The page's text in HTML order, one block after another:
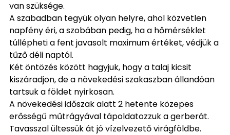
van szüksége.
A szabadban tegyük olyan helyre, ahol közvetlen
napfény éri, a szobában pedig, ha a hőmérséklet
túllépheti a fent javasolt maximum értéket, védjük a
tűző déli naptól.
Két öntözés között hagyjuk, hogy a talaj kicsit
kiszáradjon, de a növekedési szakaszban állandóan
tartsuk a földet nyirkosan.
A növekedési időszak alatt 2 hetente közepes
erősségű műtrágyával tápoldatozzuk a gerberát.
Tavasszal ültessük át jó vízelvezető virágföldbe.